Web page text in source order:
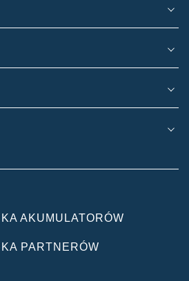
AKUMULATORÓW
PARTNERÓW